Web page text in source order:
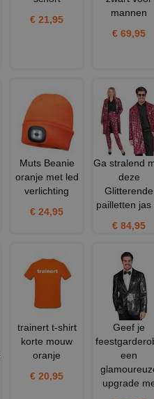
€ 21,95
mannen
€ 69,95
Muts Beanie
oranje met led
verlichting
€ 24,95
Ga stralend
deze
Glitterende
pailletten jas
€ 84,95
trainert t-shirt
korte mouw
oranje
€ 20,95
Geef je
een
upgrade